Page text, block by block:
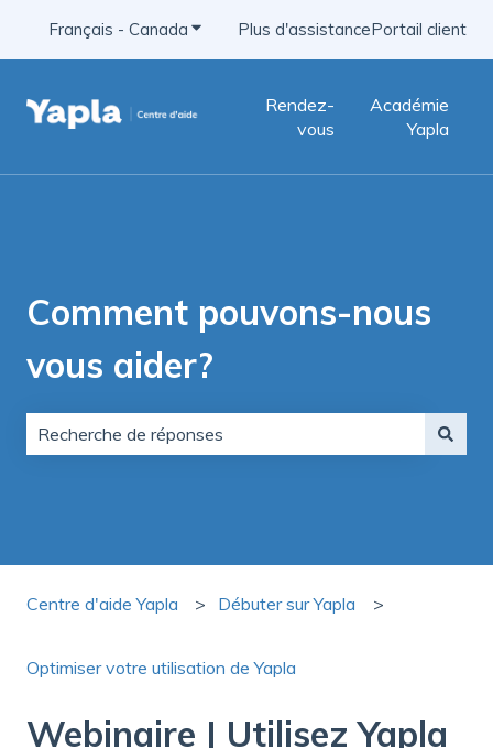
Français - Canada Afficher le sous-menu pour les
Plus d'assistancePortail client
Rendez-
vous
Académie
Yapla
Comment pouvons-nous
vous aider?
Centre d'aide Yapla Débuter sur Yapla
Optimiser votre utilisation de Yapla
Webinaire | Utilisez Yapla